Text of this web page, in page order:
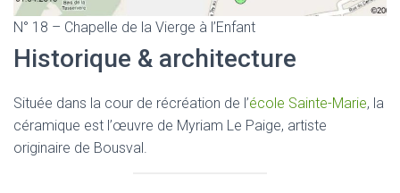
N° 18 – Chapelle de la Vierge à l’Enfant
Historique & architecture
Située dans la cour de récréation de l’école Sainte-Marie, la
céramique est l’œuvre de Myriam Le Paige, artiste
originaire de Bousval.